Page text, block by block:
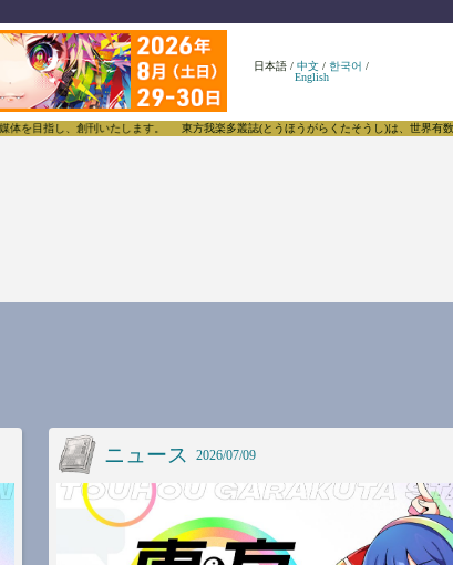
日本語 /中文 /한국어 /
English
し、創刊いたします。 東方我楽多叢誌(とうほうがらくたそうし)は、世界有数の「同
ニュース 2026/07/09